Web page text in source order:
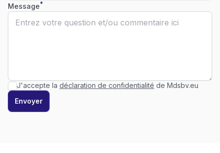
Message*
J'accepte la déclaration de confidentialité de Mdsbv.eu
Envoyer